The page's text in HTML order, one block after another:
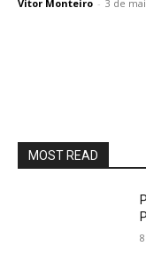
Vitor Monteiro - 3 de
MOST READ